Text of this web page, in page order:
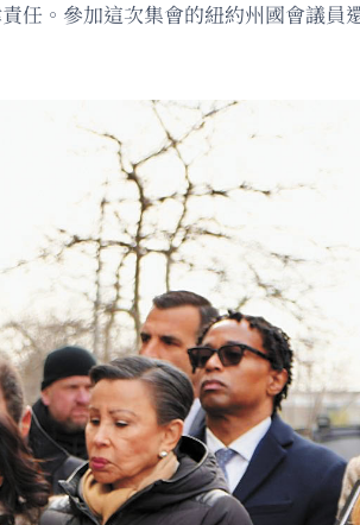
任。參加這次集會的紐約州國會議員